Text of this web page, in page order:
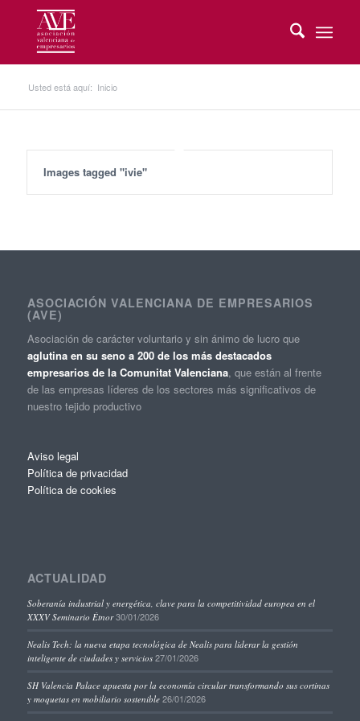
Usted está aquí: Inicio
Images tagged "ivie"
ASOCIACIÓN VALENCIANA DE EMPRESARIOS
(AVE)
Asociación de carácter voluntario y sin ánimo de lucro que
aglutina en su seno a 200 de los más destacados
empresarios de la Comunitat Valenciana, que están al frente
de las empresas líderes de los sectores más significativos de
nuestro tejido productivo
Aviso legal
Política de privacidad
Política de cookies
ACTUALIDAD
Soberanía industrial y energética, clave para la competitividad europea en el
XXXV Seminario Étnor 30/01/2026
Nealis Tech: la nueva etapa tecnológica de Nealis para liderar la gestión
inteligente de ciudades y servicios 27/01/2026
SH Valencia Palace apuesta por la economía circular transformando sus cortinas
y moquetas en mobiliario sostenible 26/01/2026